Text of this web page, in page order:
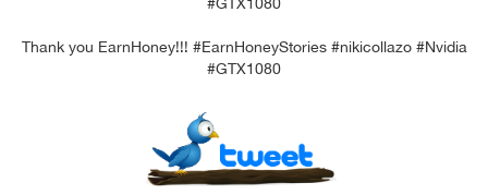
Thank you EarnHoney!!! #EarnHoneyStories #nikicollazo #Nvidia
#GTX1080